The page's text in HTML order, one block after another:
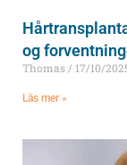
og
Thomas 17/10/
Läs mer »